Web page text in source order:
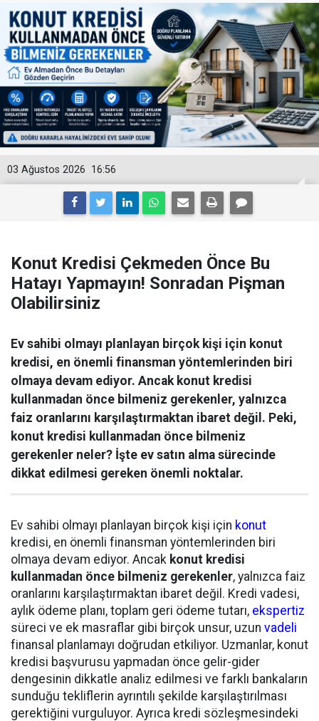
16:56
03 Ağustos 2026
Konut Kredisi Çekmeden Önce Bu
Hatayı Yapmayın! Sonradan Pişman
Olabilirsiniz
Ev sahibi olmayı planlayan birçok kişi için konut
kredisi, en önemli finansman yöntemlerinden biri
olmaya devam ediyor. Ancak konut kredisi
kullanmadan önce bilmeniz gerekenler, yalnızca
faiz oranlarını karşılaştırmaktan ibaret değil. Peki,
konut kredisi kullanmadan önce bilmeniz
gerekenler neler? İşte ev satın alma sürecinde
dikkat edilmesi gereken önemli noktalar.
Ev sahibi olmayı planlayan birçok kişi için konut
kredisi, en önemli finansman yöntemlerinden biri
olmaya devam ediyor. Ancak konut kredisi
kullanmadan önce bilmeniz gerekenler, yalnızca faiz
oranlarını karşılaştırmaktan ibaret değil. Kredi vadesi,
aylık ödeme planı, toplam geri ödeme tutarı, ekspertiz
süreci ve ek masraflar gibi birçok unsur, uzun vadeli
finansal planlamayı doğrudan etkiliyor. Uzmanlar, konut
kredisi başvurusu yapmadan önce gelir-gider
dengesinin dikkatle analiz edilmesi ve farklı bankaların
sunduğu tekliflerin ayrıntılı şekilde karşılaştırılması
gerektiğini vurguluyor. Ayrıca kredi sözleşmesindeki